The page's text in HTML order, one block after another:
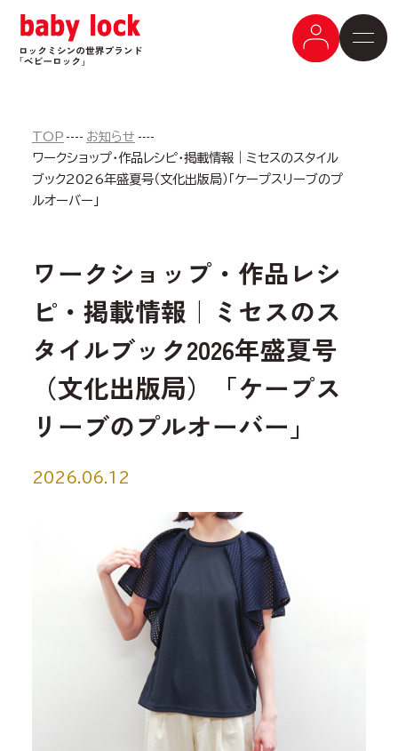
TOP
お知らせ
ワークショップ・作品レシピ・掲載情報｜ミセスのスタイル
ブック2026年盛夏号（文化出版局）「ケープスリーブのプ
ルオーバー」
ワークショップ・作品レシ
ピ・掲載情報｜ミセスのス
タイルブック2026年盛夏号
（文化出版局）「ケープス
リーブのプルオーバー」
2026.06.12